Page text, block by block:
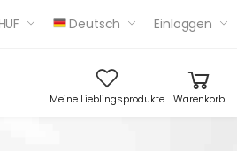
Deutsch Einloggen
menu
Meine Lieblingsprodukte Warenkorb